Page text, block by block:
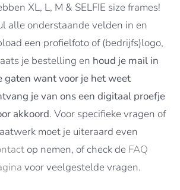
XL, L, M & SELFIE size frames!
alle onderstaande velden in en
een profielfoto of (bedrijfs)logo,
je bestelling en houd je mail in
gaten want voor je het weet
je van ons een digitaal proefje
akkoord. Voor specifieke vragen of
moet je uiteraard even
op nemen, of check de FAQ
voor veelgestelde vragen.